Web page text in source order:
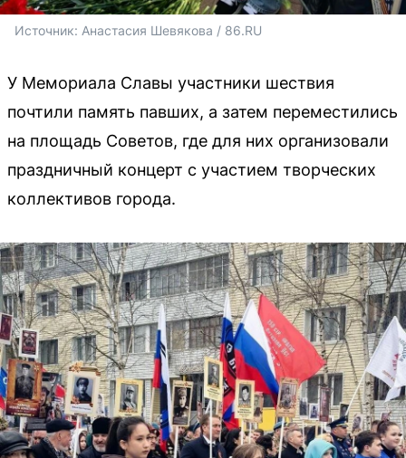
Источник: Анастасия Шевякова / 86.RU
У Мемориала Славы участники шествия
почтили память павших, а затем переместились
на площадь Советов, где для них организовали
праздничный концерт с участием творческих
коллективов города.